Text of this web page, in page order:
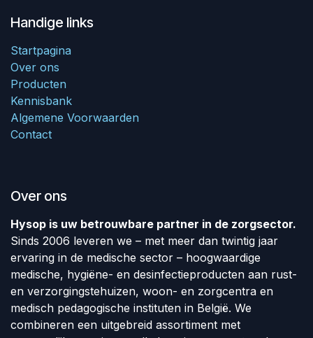
Handige links
Startpagina
Over ons
Producten
Kennisbank
Algemene Voorwaarden
Contact
Over ons
Hysop is uw betrouwbare partner in de zorgsector.
Sinds 2006 leveren we – met meer dan twintig jaar
ervaring in de medische sector – hoogwaardige
medische, hygiëne- en desinfectieproducten aan rust-
en verzorgingstehuizen, woon- en zorgcentra en
medisch pedagogische instituten in België. We
combineren een uitgebreid assortiment met